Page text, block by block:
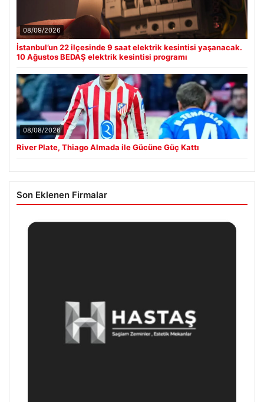
08/09/2026
İstanbul’un 22 ilçesinde 9 saat elektrik kesintisi yaşanacak.
10 Ağustos BEDAŞ elektrik kesintisi programı
08/08/2026
River Plate, Thiago Almada ile Gücüne Güç Kattı
Son Eklenen Firmalar